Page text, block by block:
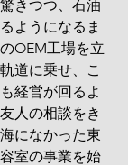
きつつ、石油
ようになるま
OEM工場を立
道に乗せ、こ
経営が回るよ
人の相談をき
になかった東
室の事業を始